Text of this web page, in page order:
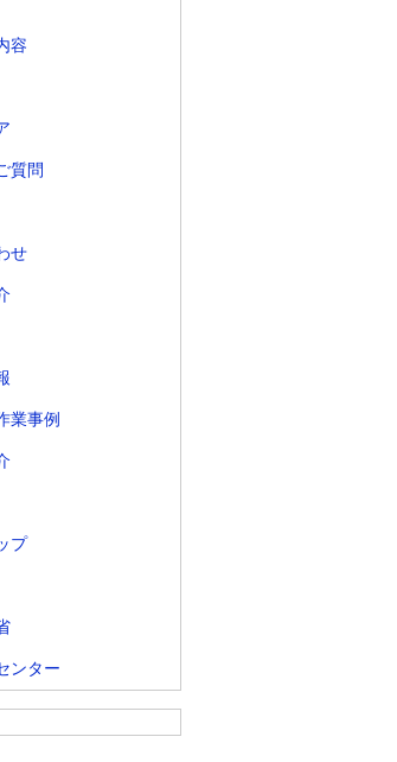
容
質問
せ
業事例
プ
ンター